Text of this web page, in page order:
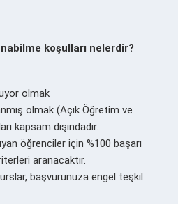
koşulları nelerdir?
olmak
olmak (Açık Öğretim ve
kapsam dışındadır.
öğrenciler için %100 başarı
aranacaktır.
başvurunuza engel teşkil